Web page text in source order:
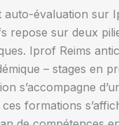
auto-évaluation sur
sur deux
Iprof Reims
– stages en
s’accompagne
formations